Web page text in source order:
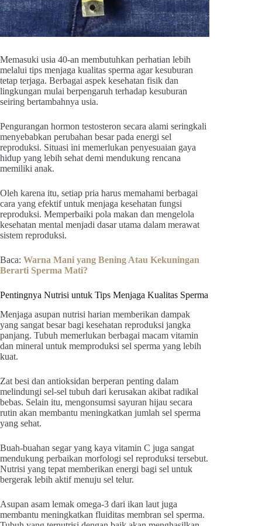
Memasuki usia 40-an membutuhkan perhatian lebih
melalui tips menjaga kualitas sperma agar kesuburan
tetap terjaga. Berbagai aspek kesehatan fisik dan
lingkungan mulai berpengaruh terhadap kesuburan
seiring bertambahnya usia.
Pengurangan hormon testosteron secara alami seringkali
menyebabkan perubahan besar pada energi sel
reproduksi. Situasi ini memerlukan penyesuaian gaya
hidup yang lebih sehat demi mendukung rencana
memiliki anak.
Oleh karena itu, setiap pria harus memahami berbagai
cara yang efektif untuk menjaga kesehatan fungsi
reproduksi. Memperbaiki pola makan dan mengelola
kesehatan mental menjadi dasar utama dalam merawat
sistem reproduksi.
Baca: Warna Mani yang Bening Atau Kekuningan
Berarti Sperma Mati?
Pentingnya Nutrisi untuk Tips Menjaga Kualitas Sperma
Menjaga asupan nutrisi harian memberikan dampak
yang sangat besar bagi kesehatan reproduksi jangka
panjang. Tubuh memerlukan berbagai macam vitamin
dan mineral untuk memproduksi sel sperma yang lebih
kuat.
Zat besi dan antioksidan berperan penting dalam
melindungi sel-sel tubuh dari kerusakan akibat radikal
bebas. Selain itu, mengonsumsi sayuran hijau secara
rutin akan membantu meningkatkan jumlah sel sperma
yang sehat.
Buah-buahan segar yang kaya vitamin C juga sangat
mendukung perbaikan morfologi sel reproduksi tersebut.
Nutrisi yang tepat memberikan energi bagi sel untuk
bergerak lebih aktif menuju sel telur.
Asupan asam lemak omega-3 dari ikan laut juga
membantu meningkatkan fluiditas membran sel sperma.